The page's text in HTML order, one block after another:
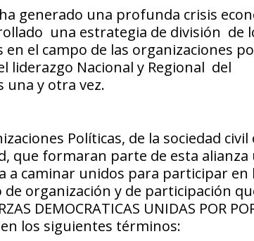
generado una profunda crisis
una estrategia de división de
el campo de las organizaciones
liderazgo Nacional y Regional del
una y otra vez.
Políticas, de la sociedad civil
que formaran parte de esta alianza
caminar unidos para participar en
organización y de participación
DEMOCRATICAS UNIDAS POR
los siguientes términos: